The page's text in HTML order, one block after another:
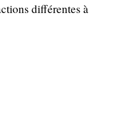
différentes à